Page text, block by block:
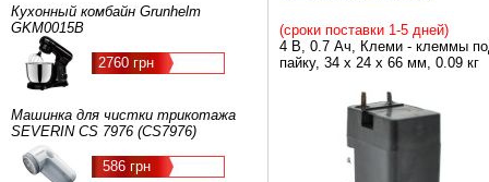
Кухонный комбайн Grunhelm
GKM0015B
2760 грн
Машинка для чистки трикотажа
SEVERIN CS 7976 (CS7976)
586 грн
(сроки поставки 1-5 дней)
4 В, 0.7 Ач, Клеми - клеммы
пайку, 34 x 24 x 66 мм, 0.09 кг